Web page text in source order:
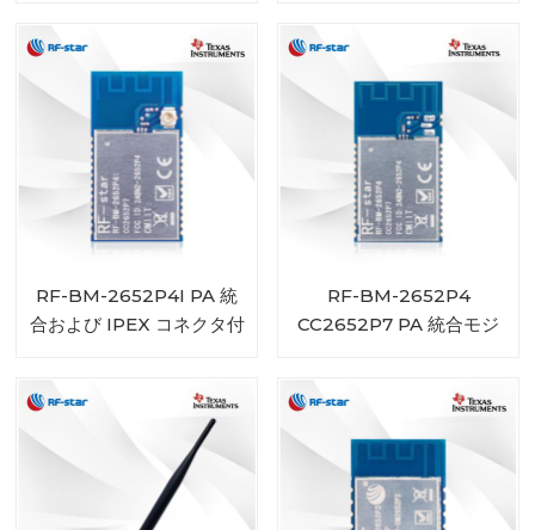
RF-BM-2652P4I PA 統
合および IPEX コネクタ付
RF-BM-2652P4
CC2652P7 PA 統合モジ